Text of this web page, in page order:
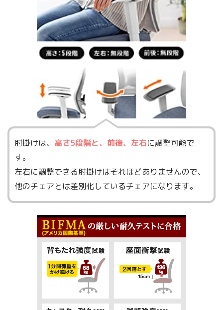
肘掛けは、 高さ5段階と、前後、左右に調整可能で
す。
左右に調整できる肘掛けはそれほどありませんので、
他のチェアとは差別化しているチェアになります。